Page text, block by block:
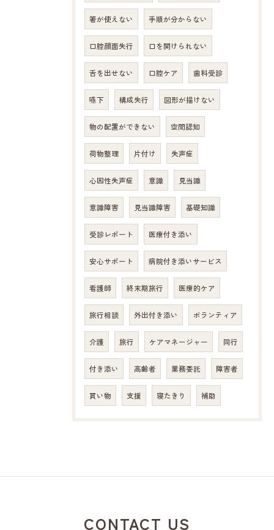
箸が使えない 手順が分からない
口腔顔面失行 口を開けられない
舌を出せない 口腔ケア 歯科受診
嚥下 構成失行 図形が描けない
物の配置ができない 空間認知
荷物整理 片付け 失声症
心因性失声症 意識 見当識
意識障害 見当識障害 基礎知識
受診レポート 医療付き添い
安心サポート 病院付き添いサービス
看護師 終末期旅行 医療的ケア
旅行相談 外出付き添い ボランティア
介護 旅行 ケアマネージャー 同行
付き添い 高齢者 業務委託 障害者
買い物 支援 寝たきり 補助
CONTACT US